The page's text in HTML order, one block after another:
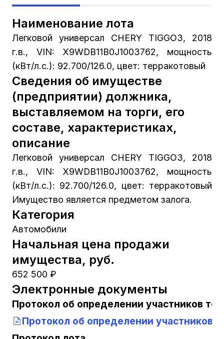
Наименование лота
Легковой универсал CHERY TIGGO3, 2018
г.в., VIN: X9WDB11B0J1003762, мощность
(кВт/л.с.): 92.700/126.0, цвет: терракотовый
Сведения об имуществе
(предприятии) должника,
выставляемом на торги, его
составе, характеристиках,
описание
Легковой универсал CHERY TIGGO3, 2018
г.в., VIN: X9WDB11B0J1003762, мощность
(кВт/л.с.): 92.700/126.0, цвет: терракотовый
Имущество является предметом залога.
Категория
Автомобили
Начальная цена продажи
имущества, руб.
652 500 ₽
Электронные документы
Протокол об определении участников
Протокол об определении участников